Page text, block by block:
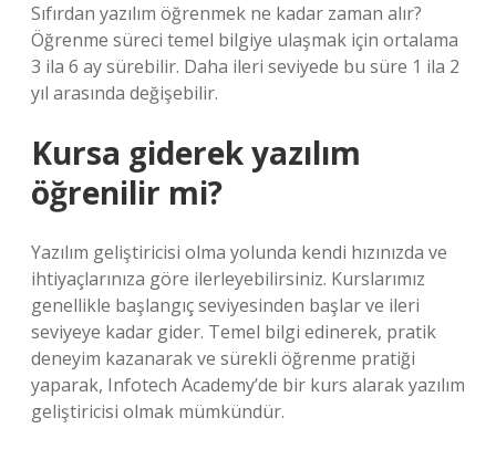
Sıfırdan yazılım öğrenmek ne kadar zaman alır?
Öğrenme süreci temel bilgiye ulaşmak için ortalama
3 ila 6 ay sürebilir. Daha ileri seviyede bu süre 1 ila 2
yıl arasında değişebilir.
Kursa giderek yazılım
öğrenilir mi?
Yazılım geliştiricisi olma yolunda kendi hızınızda ve
ihtiyaçlarınıza göre ilerleyebilirsiniz. Kurslarımız
genellikle başlangıç ​​seviyesinden başlar ve ileri
seviyeye kadar gider. Temel bilgi edinerek, pratik
deneyim kazanarak ve sürekli öğrenme pratiği
yaparak, Infotech Academy’de bir kurs alarak yazılım
geliştiricisi olmak mümkündür.